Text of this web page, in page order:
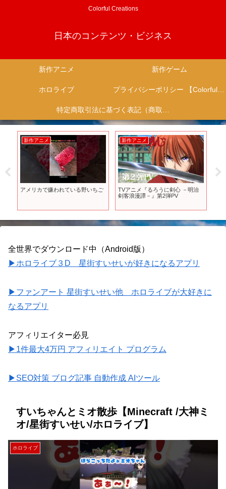
Colorful Creations
日本のコンテンツ・ビジネス
新作アニメ 新作ゲーム
ホロライブ プライバシーポリシー 【Colorful Creation】
特定商取引法に基づく表記（商取引に関する開示）
新作アニメ
アメリカで嫌われている野いちご
新作アニメ
TVアニメ『るろうに剣心 －明治
剣客浪漫譚－』第2弾PV
全世界でダウンロード中（Android版）
▶ホロライブ３D 星街すいせいが好きになるアプリ
▶ファンアート 星街すいせい他 ホロライブが大好きに
なるアプリ
アフィリエイター必見
▶1件最大4万円 アフィリエイト プログラム
▶SEO対策 ブログ記事 自動作成 AIツール
すいちゃんとミオ散歩【Minecraft /大神ミ
オ/星街すいせい/ホロライブ】
ホロライブ